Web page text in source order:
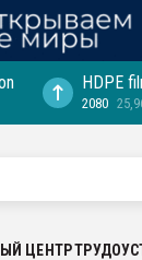
HDPE
2080
ЦЕНТР